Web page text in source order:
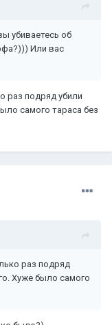
убиваетесь об
Или вас
раз подряд убили
самого тараса без
раз подряд
Хуже было самого